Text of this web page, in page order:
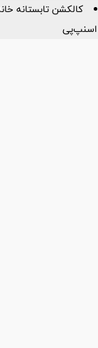
کالکشن تابستانه
اسنپ‌پی